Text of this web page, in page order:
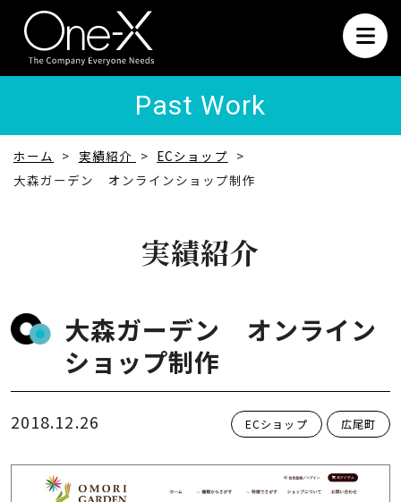
Past Work
ホーム 実績紹介
ECショップ
大森ガーデン オンラインショップ制作
実績紹介
大森ガーデン オンライン
ショップ制作
2018.12.26 ECショップ 広尾町